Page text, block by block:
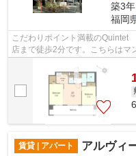
築3
福岡
こだわりポイント満載の
店まで徒歩2分です。こちらはマ
賃貸 | アパート アルヴィ